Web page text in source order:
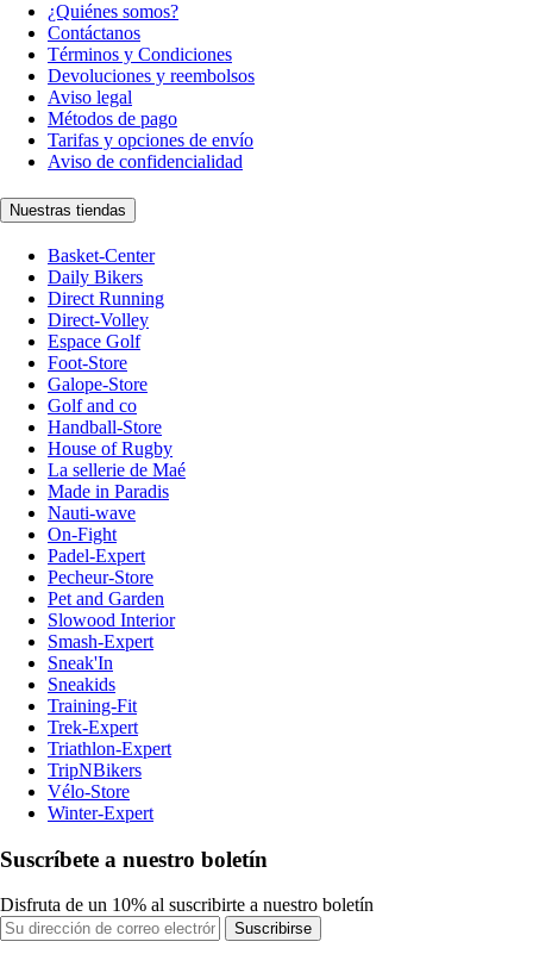
¿Quiénes somos?
Contáctanos
Términos y Condiciones
Devoluciones y reembolsos
Aviso legal
Métodos de pago
Tarifas y opciones de envío
Aviso de confidencialidad
Nuestras tiendas
Basket-Center
Daily Bikers
Direct Running
Direct-Volley
Espace Golf
Foot-Store
Galope-Store
Golf and co
Handball-Store
House of Rugby
La sellerie de Maé
Made in Paradis
Nauti-wave
On-Fight
Padel-Expert
Pecheur-Store
Pet and Garden
Slowood Interior
Smash-Expert
Sneak'In
Sneakids
Training-Fit
Trek-Expert
Triathlon-Expert
TripNBikers
Vélo-Store
Winter-Expert
Suscríbete a nuestro boletín
Disfruta de un 10% al suscribirte a nuestro boletín
Suscribirse